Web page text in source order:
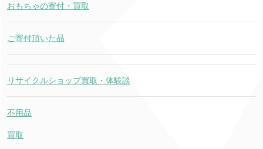
おもちゃの寄付・買取
ご寄付頂いた品
リサイクルショップ買取・体験談
不用品
買取